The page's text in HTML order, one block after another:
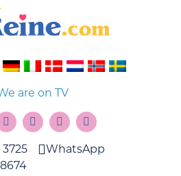
are on TV
3725
8674
WhatsApp